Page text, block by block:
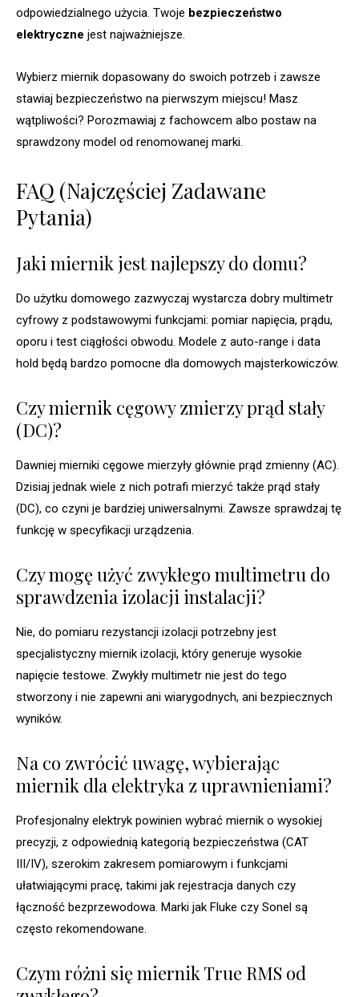
odpowiedzialnego użycia. Twoje bezpieczeństwo
elektryczne jest najważniejsze.
Wybierz miernik dopasowany do swoich potrzeb i zawsze
stawiaj bezpieczeństwo na pierwszym miejscu! Masz
wątpliwości? Porozmawiaj z fachowcem albo postaw na
sprawdzony model od renomowanej marki.
FAQ (Najczęściej Zadawane
Pytania)
Jaki miernik jest najlepszy do domu?
Do użytku domowego zazwyczaj wystarcza dobry multimetr
cyfrowy z podstawowymi funkcjami: pomiar napięcia, prądu,
oporu i test ciągłości obwodu. Modele z auto-range i data
hold będą bardzo pomocne dla domowych majsterkowiczów.
Czy miernik cęgowy zmierzy prąd stały
(DC)?
Dawniej mierniki cęgowe mierzyły głównie prąd zmienny (AC).
Dzisiaj jednak wiele z nich potrafi mierzyć także prąd stały
(DC), co czyni je bardziej uniwersalnymi. Zawsze sprawdzaj tę
funkcję w specyfikacji urządzenia.
Czy mogę użyć zwykłego multimetru do
sprawdzenia izolacji instalacji?
Nie, do pomiaru rezystancji izolacji potrzebny jest
specjalistyczny miernik izolacji, który generuje wysokie
napięcie testowe. Zwykły multimetr nie jest do tego
stworzony i nie zapewni ani wiarygodnych, ani bezpiecznych
wyników.
Na co zwrócić uwagę, wybierając
miernik dla elektryka z uprawnieniami?
Profesjonalny elektryk powinien wybrać miernik o wysokiej
precyzji, z odpowiednią kategorią bezpieczeństwa (CAT
III/IV), szerokim zakresem pomiarowym i funkcjami
ułatwiającymi pracę, takimi jak rejestracja danych czy
łączność bezprzewodowa. Marki jak Fluke czy Sonel są
często rekomendowane.
Czym różni się miernik True RMS od